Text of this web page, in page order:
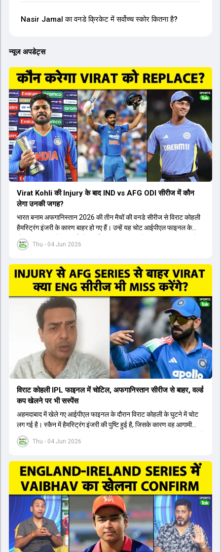
Nasir Jamal का वनडे क्रिकेट में सर्वोच्च स्कोर कितना है?
न्यूज अपडेट्स
Thu - 04 Jun 2026
Virat Kohli की Injury के बाद IND vs AFG ODI सीरीज में कौन
लेगा उनकी जगह?
भारत बनाम अफगानिस्तान 2026 की तीन मैचों की वनडे सीरीज से विराट कोहली
हैमस्ट्रिंग इंजरी के कारण बाहर हो गए हैं। उन्हें यह चोट आईपीएल फाइनल के
दौरान लगी थी। रोहित शर्मा और हार्दिक पांड्या की फिटनेस पर भी अभी सवाल हैं,
इसलिए नंबर तीन पर कोहली की जगह एक मजबूत विकल्प खोजना जरूरी है। इस
रुतुराज गायकवाड़ 58.8 की लिस्ट ए औसत के साथ एक मजबूत विकल्प हैं। संजू
सैमसन भी बड़े दावेदार हैं, जिनका वनडे क्रिकेट में 56 से ज्यादा का औसत है।
यशस्वी जायसवाल को भी मौका मिल सकता है, हालांकि उनके बैटिंग ऑर्डर पर
विचार करना होगा। इसके अलावा 82 से ज्यादा की लिस्ट ए औसत वाले देवदत्त
पडिक्कल भी एक शानदार विकल्प हो सकते हैं। टीम मैनेजमेंट स्क्वाड में पहले से
मौजूद ईशान किशन को भी नंबर तीन पर खिलाने का फैसला कर सकती है।
Thu - 04 Jun 2026
विराट कोहली IPL फाइनल में चोटिल, अफगानिस्तान सीरीज से बाहर, वर्ल्ड
कप खेलने पर भी सस्पेंस
अहमदाबाद में खेले गए आईपीएल फाइनल के दौरान विराट कोहली के घुटने में चोट
लग गई है। स्कैन में हैमस्ट्रिंग इंजरी की पुष्टि हुई है, जिसके कारण वह आगामी
अफगानिस्तान सीरीज से बाहर हो गए हैं। इस चोट से उबरने में सामान्य तौर पर 4 से
12 हफ्ते का समय लग सकता है, और अगर सर्जरी की जरूरत पड़ी तो 3 से 5 महीने
सेंटर ऑफ एक्सीलेंस जाएंगे। इस गंभीर चोट के कारण 14 जुलाई से शुरू होने वाले
इंग्लैंड दौरे और आगामी वर्ल्ड कप में उनके खेलने पर सस्पेंस बन गया है। दूसरी
तरफ, आईपीएल में इम्पैक्ट प्लेयर के तौर पर खेलने वाले रोहित शर्मा को भी अभी तक
मेडिकल क्लीयरेंस नहीं मिली है। शनिवार को मुंबई में होने वाली चयन समिति की
बैठक में यह देखना अहम होगा कि क्या चयनकर्ता विराट कोहली को फिटनेस की शर्त
पर टीम में शामिल करते हैं या नहीं।